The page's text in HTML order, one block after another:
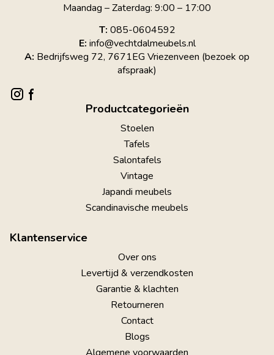
Maandag – Zaterdag: 9:00 – 17:00
T: 085-0604592
E: info@vechtdalmeubels.nl
A: Bedrijfsweg 72, 7671EG Vriezenveen (bezoek op
afspraak)
Productcategorieën
Stoelen
Tafels
Salontafels
Vintage
Japandi meubels
Scandinavische meubels
Klantenservice
Over ons
Levertijd & verzendkosten
Garantie & klachten
Retourneren
Contact
Blogs